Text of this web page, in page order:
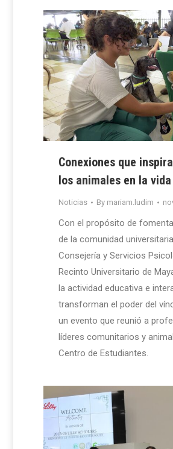
Conexiones que
los animales en la
Noticias By mariam.ludim
Con el propósito de
de la comunidad
Consejería y Servicios
Recinto Universitario de
la actividad educativa e
transforman el poder del
un evento que reunió a
líderes comunitarios y
Centro de Estudiantes.